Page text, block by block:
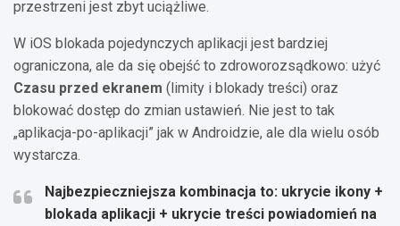
przestrzeni jest zbyt uciążliwe.
W iOS blokada pojedynczych aplikacji jest bardziej
ograniczona, ale da się obejść to zdroworozsądkowo: użyć
Czasu przed ekranem (limity i blokady treści) oraz
blokować dostęp do zmian ustawień. Nie jest to tak
„aplikacja-po-aplikacji” jak w Androidzie, ale dla wielu osób
wystarcza.
Najbezpieczniejsza kombinacja to: ukrycie ikony +
blokada aplikacji + ukrycie treści powiadomień na